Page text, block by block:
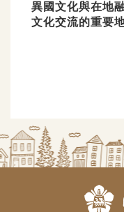
異國文化與在地
文化交流的重要地